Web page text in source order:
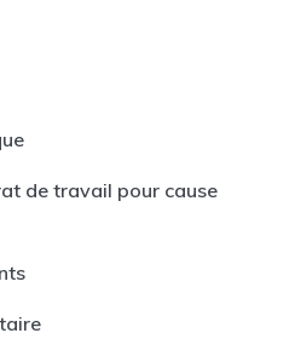
de travail pour cause